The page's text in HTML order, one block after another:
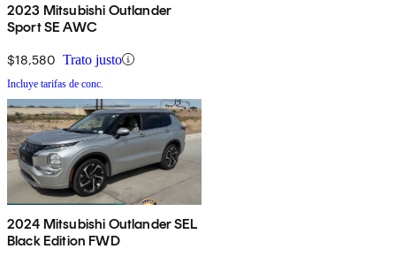
2023 Mitsubishi Outlander
Sport SE AWC
$18,580 Trato justo
Incluye tarifas de conc.
2024 Mitsubishi Outlander SEL
Black Edition FWD